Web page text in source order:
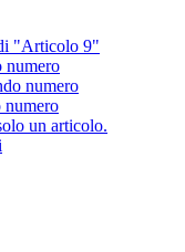
"Articolo 9"
numero
numero
un articolo.